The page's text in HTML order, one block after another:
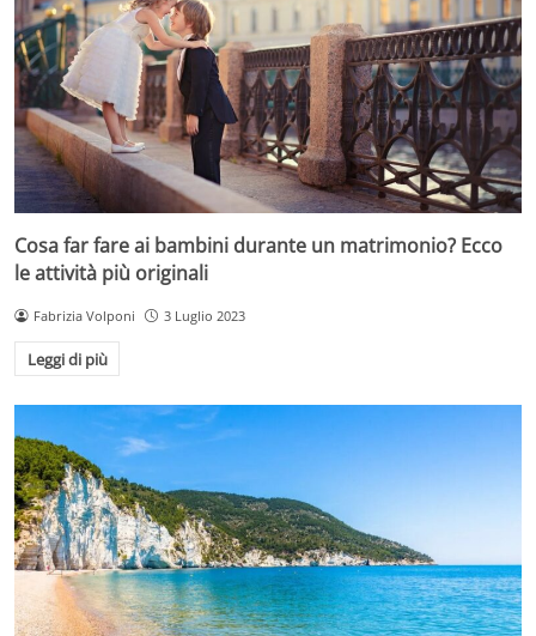
Cosa far fare ai bambini durante un matrimonio? Ecco
le attività più originali
Fabrizia Volponi 3 Luglio 2023
Leggi di più